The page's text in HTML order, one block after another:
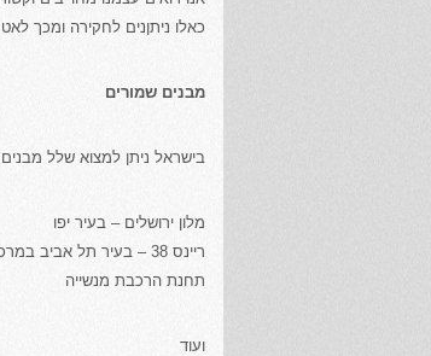
כאלו ניתןנים לחקירה ומכך
מבנים שמורים
בישראל ניתן למצוא שלל
מלון ירושלים – בעיר יפו
ריינס 38 – בעיר תל אביב במרכז
תחנת הרכבת מנשייה
ועוד